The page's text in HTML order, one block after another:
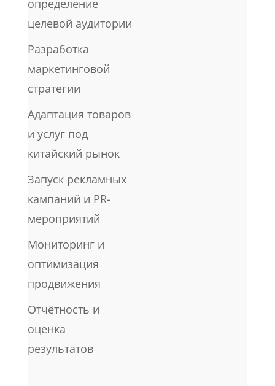
определение
целевой аудитории
Разработка
маркетинговой
стратегии
Адаптация товаров
и услуг под
китайский рынок
Запуск рекламных
кампаний и PR-
мероприятий
Мониторинг и
оптимизация
продвижения
Отчётность и
оценка
результатов